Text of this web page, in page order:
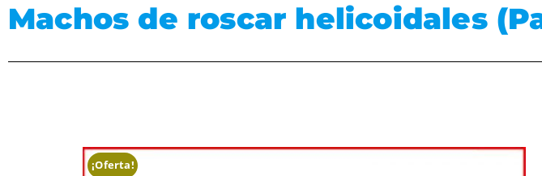
Machos de roscar helicoidales
¡Oferta!